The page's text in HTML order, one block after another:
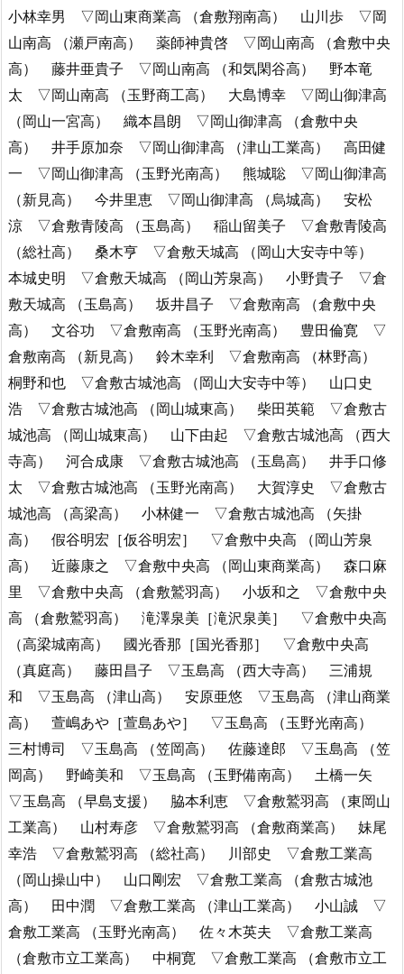
小林幸男 ▽岡山東商業高 （倉敷翔南高） 山川歩 ▽岡
山南高 （瀬戸南高） 薬師神貴啓 ▽岡山南高 （倉敷中央
高） 藤井亜貴子 ▽岡山南高 （和気閑谷高） 野本竜
太 ▽岡山南高 （玉野商工高） 大島博幸 ▽岡山御津高
（岡山一宮高） 織本昌朗 ▽岡山御津高 （倉敷中央
高） 井手原加奈 ▽岡山御津高 （津山工業高） 高田健
一 ▽岡山御津高 （玉野光南高） 熊城聡 ▽岡山御津高
（新見高） 今井里恵 ▽岡山御津高 （烏城高） 安松
涼 ▽倉敷青陵高 （玉島高） 稲山留美子 ▽倉敷青陵高
（総社高） 桑木亨 ▽倉敷天城高 （岡山大安寺中等）
本城史明 ▽倉敷天城高 （岡山芳泉高） 小野貴子 ▽倉
敷天城高 （玉島高） 坂井昌子 ▽倉敷南高 （倉敷中央
高） 文谷功 ▽倉敷南高 （玉野光南高） 豊田倫寛 ▽
倉敷南高 （新見高） 鈴木幸利 ▽倉敷南高 （林野高）
桐野和也 ▽倉敷古城池高 （岡山大安寺中等） 山口史
浩 ▽倉敷古城池高 （岡山城東高） 柴田英範 ▽倉敷古
城池高 （岡山城東高） 山下由起 ▽倉敷古城池高 （西大
寺高） 河合成康 ▽倉敷古城池高 （玉島高） 井手口修
太 ▽倉敷古城池高 （玉野光南高） 大賀淳史 ▽倉敷古
城池高 （高梁高） 小林健一 ▽倉敷古城池高 （矢掛
高） 假谷明宏［仮谷明宏］ ▽倉敷中央高 （岡山芳泉
高） 近藤康之 ▽倉敷中央高 （岡山東商業高） 森口麻
里 ▽倉敷中央高 （倉敷鷲羽高） 小坂和之 ▽倉敷中央
高 （倉敷鷲羽高） 滝澤泉美［滝沢泉美］ ▽倉敷中央高
（高梁城南高） 國光香那［国光香那］ ▽倉敷中央高
（真庭高） 藤田昌子 ▽玉島高 （西大寺高） 三浦規
和 ▽玉島高 （津山高） 安原亜悠 ▽玉島高 （津山商業
高） 萱嶋あや［萱島あや］ ▽玉島高 （玉野光南高）
三村博司 ▽玉島高 （笠岡高） 佐藤達郎 ▽玉島高 （笠
岡高） 野崎美和 ▽玉島高 （玉野備南高） 土橋一矢
▽玉島高 （早島支援） 脇本利恵 ▽倉敷鷲羽高 （東岡山
工業高） 山村寿彦 ▽倉敷鷲羽高 （倉敷商業高） 妹尾
幸浩 ▽倉敷鷲羽高 （総社高） 川部史 ▽倉敷工業高
（岡山操山中） 山口剛宏 ▽倉敷工業高 （倉敷古城池
高） 田中潤 ▽倉敷工業高 （津山工業高） 小山誠 ▽
倉敷工業高 （玉野光南高） 佐々木英夫 ▽倉敷工業高
（倉敷市立工業高） 中桐寛 ▽倉敷工業高 （倉敷市立工